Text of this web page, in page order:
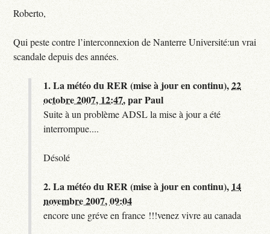
Roberto,
Qui peste contre l’interconnexion de Nanterre Université:un vrai
scandale depuis des années.
1.La météo du RER (mise à jour en continu),22
octobre 2007, 12:47,parPaul
Suite à un problème ADSL la mise à jour a été
interrompue....
Désolé
2.La météo du RER (mise à jour en continu), 14
novembre 2007, 09:04
encore une gréve en france !!!venez vivre au canada